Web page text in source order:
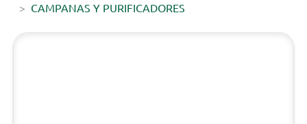
CAMPANAS Y PURIFICADORES